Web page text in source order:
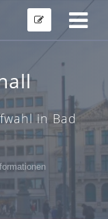
in Bad